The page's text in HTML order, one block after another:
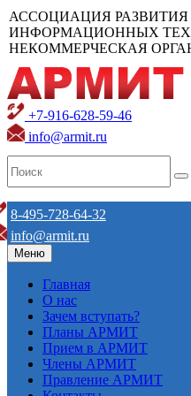
АССОЦИАЦИЯ
ИНФОРМАЦИОННЫХ
НЕКОММЕРЧЕСКАЯ
+7-916-628-59-46
info@armit.ru
8-495-728-64-32
info@armit.ru
Меню
Главная
О нас
Зачем вступать?
Планы АРМИТ
Прием в АРМИТ
Члены АРМИТ
Правление АРМИТ